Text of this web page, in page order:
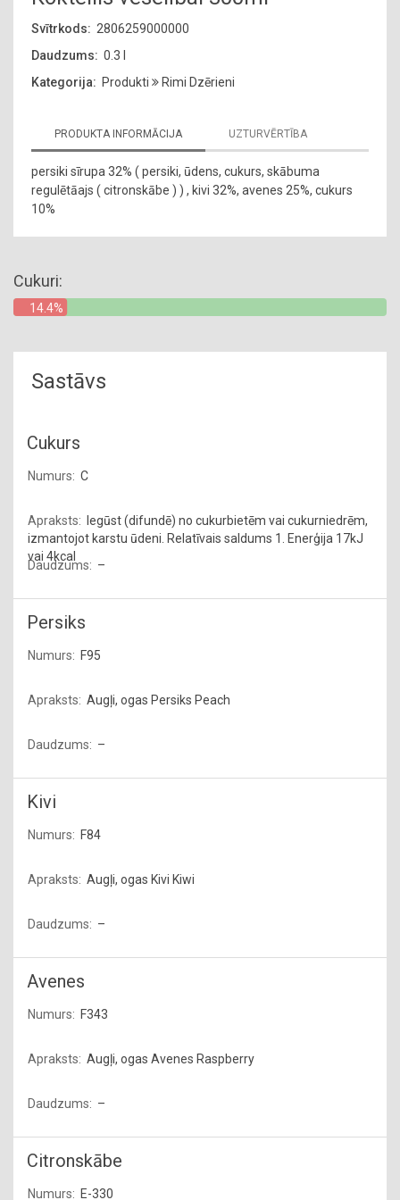
Svītrkods: 2806259000000
Daudzums: 0.3 l
Kategorija: Produkti Rimi Dzērieni
PRODUKTA INFORMĀCIJA UZTURVĒRTĪBA
persiki sīrupa 32% ( persiki, ūdens, cukurs, skābuma
regulētāajs ( citronskābe ) ) , kivi 32%, avenes 25%, cukurs
10%
Cukuri:
14.4%
Sastāvs
Cukurs
C
Iegūst (difundē) no cukurbietēm vai cukurniedrēm,
izmantojot karstu ūdeni. Relatīvais saldums 1. Enerģija 17kJ
vai 4kcal
–
Persiks
F95
Augļi, ogas Persiks Peach
–
Kivi
F84
Augļi, ogas Kivi Kiwi
–
Avenes
F343
Augļi, ogas Avenes Raspberry
–
Citronskābe
E-330